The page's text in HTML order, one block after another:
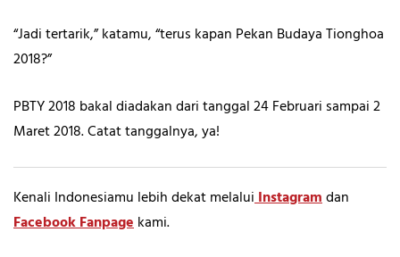
“Jadi tertarik,” katamu, “terus kapan Pekan Budaya Tionghoa
2018?”
PBTY 2018 bakal diadakan dari tanggal 24 Februari sampai 2
Maret 2018. Catat tanggalnya, ya!
Kenali Indonesiamu lebih dekat melaluiInstagramdan
Facebook Fanpagekami.